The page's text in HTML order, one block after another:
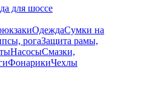
для шоссе
ОдеждаСумки на
рогаЗащита рамы,
НасосыСмазки,
ФонарикиЧехлы